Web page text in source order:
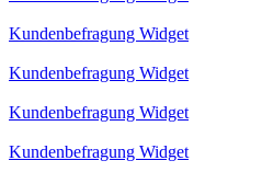
Kundenbefragung Widget
Kundenbefragung Widget
Kundenbefragung Widget
Kundenbefragung Widget